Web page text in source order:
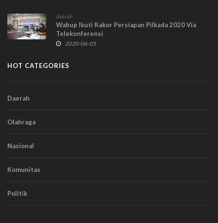
daerah
Wabup Ikuti Rakor Persiapan Pilkada 2020 Via
Telekonferensi
2020-06-05
HOT CATEGORIES
Daerah
Olahraga
Nasional
Komunitas
Politik